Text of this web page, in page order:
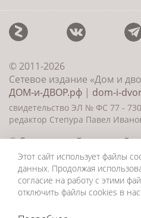
© 2011-2026
Сетевое издание «Дом и
ДОМ-и-ДВОР.рф | dom-i-
свидетельство ЭЛ № ФС 77 -
редактор Степура Павел
©Создание сайта и дизайн
2026
Этот сайт использует файлы
данных. Продолжая
согласие на работу с этими
отключить файлы cookies в